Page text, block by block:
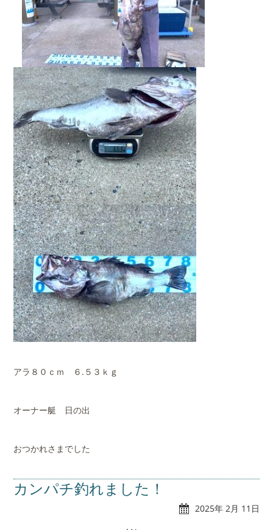
アラ８０ｃｍ ６.５３ｋｇ
オーナー艇 日の出
おつかれさまでした
カンパチ釣れました！
2025年 2月 11日